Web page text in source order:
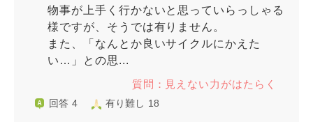
物事が上手く行かないと思っていらっしゃる
様ですが、そうでは有りません。
また、「なんとか良いサイクルにかえた
い…」との思...
質問：見えない力がはたらく
回答 4 有り難し 18